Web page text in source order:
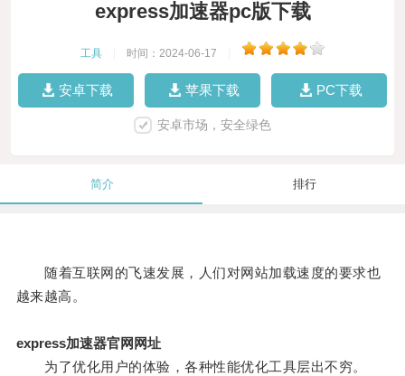
express加速器pc版下载
工具 时间：2024-06-17
安卓下载 苹果下载 PC下载
安卓市场，安全绿色
简介 排行
随着互联网的飞速发展，人们对网站加载速度的要求也
越来越高。
express加速器官网网址
为了优化用户的体验，各种性能优化工具层出不穷。